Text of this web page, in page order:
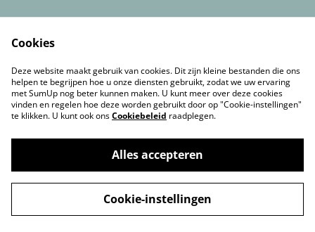
Voorwaarden
Privacybeleid
Cookiebeleid
Contact gegevens
©2026SoSillyShop en SoSillyTufting&workshops
powered by
Cookies
Deze website maakt gebruik van cookies. Dit zijn kleine bestanden die ons
helpen te begrijpen hoe u onze diensten gebruikt, zodat we uw ervaring
met SumUp nog beter kunnen maken. U kunt meer over deze cookies
vinden en regelen hoe deze worden gebruikt door op "Cookie-instellingen"
te klikken. U kunt ook onsCookiebeleid raadplegen.
Alles accepteren
Cookie-instellingen